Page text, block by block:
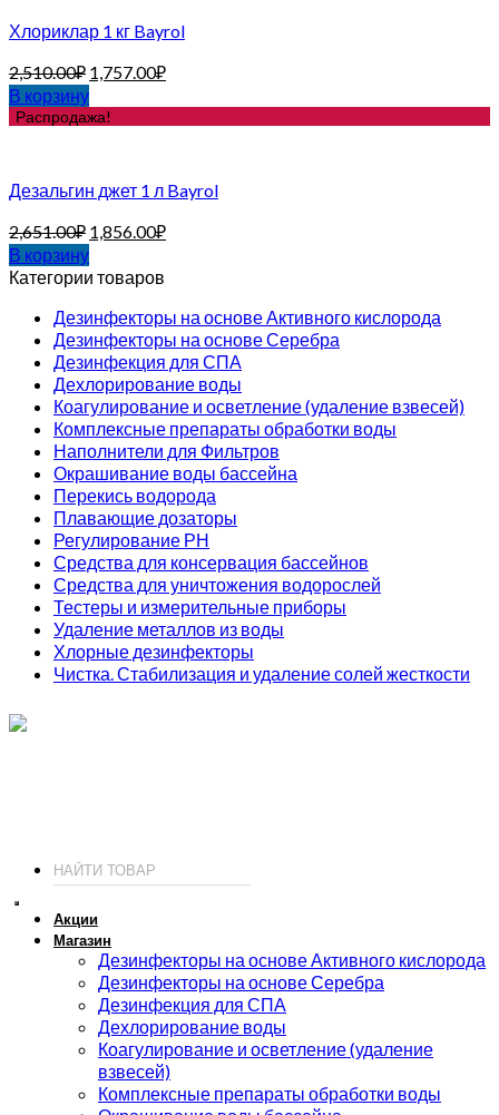
Хлориклар 1 кг Bayrol
2,510.00₽ 1,757.00₽
В корзину
Распродажа!
Дезальгин джет 1 л Bayrol
2,651.00₽ 1,856.00₽
В корзину
Категории товаров
Дезинфекторы на основе Активного кислорода
Дезинфекторы на основе Серебра
Дезинфекция для СПА
Дехлорирование воды
Коагулирование и осветление (удаление взвесей)
Комплексные препараты обработки воды
Наполнители для Фильтров
Окрашивание воды бассейна
Перекись водорода
Плавающие дозаторы
Регулирование РН
Средства для консервация бассейнов
Средства для уничтожения водорослей
Тестеры и измерительные приборы
Удаление металлов из воды
Хлорные дезинфекторы
Чистка. Стабилизация и удаление солей жесткости
Акции
Магазин
Дезинфекторы на основе Активного кислорода
Дезинфекторы на основе Серебра
Дезинфекция для СПА
Дехлорирование воды
Коагулирование и осветление (удаление
взвесей)
Комплексные препараты обработки воды